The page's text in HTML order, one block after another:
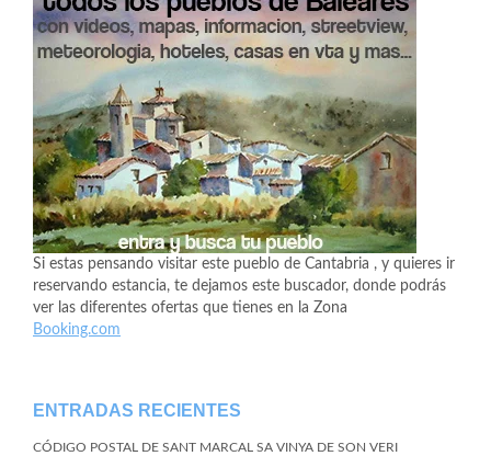
Si estas pensando visitar este pueblo de Cantabria , y quieres ir
reservando estancia, te dejamos este buscador, donde podrás
ver las diferentes ofertas que tienes en la Zona
Booking.com
ENTRADAS RECIENTES
CÓDIGO POSTAL DE SANT MARCAL SA VINYA DE SON VERI